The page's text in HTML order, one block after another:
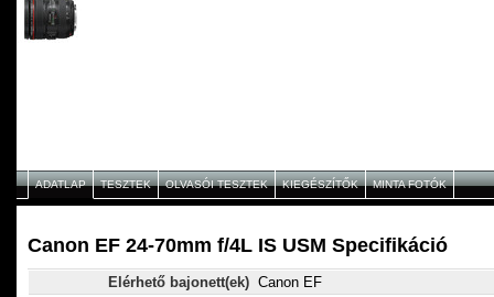
ADATLAP TESZTEK OLVASÓI TESZTEK KIEGÉSZÍTŐK MINTA FOTÓK
Canon EF 24-70mm f/4L IS USM Specifikáció
Elérhető bajonett(ek) Canon EF